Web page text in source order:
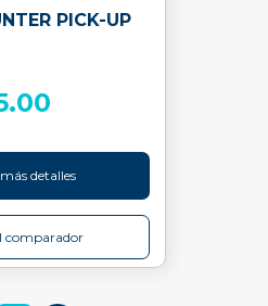
PICK-UP
detalles
comparador